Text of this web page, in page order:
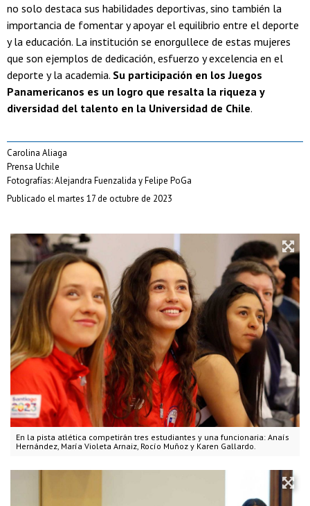
En la pista atlética competirán tres estudiantes y una funcionaria: Anaís
Hernández, María Violeta Arnaiz, Rocío Muñoz y Karen Gallardo.
no solo destaca sus habilidades deportivas, sino también la
importancia de fomentar y apoyar el equilibrio entre el deporte
y la educación. La institución se enorgullece de estas mujeres
que son ejemplos de dedicación, esfuerzo y excelencia en el
deporte y la academia. Su participación en los Juegos
Panamericanos es un logro que resalta la riqueza y
diversidad del talento en la Universidad de Chile.
Carolina Aliaga
Prensa Uchile
Fotografías: Alejandra Fuenzalida y Felipe PoGa
Publicado el martes 17 de octubre de 2023